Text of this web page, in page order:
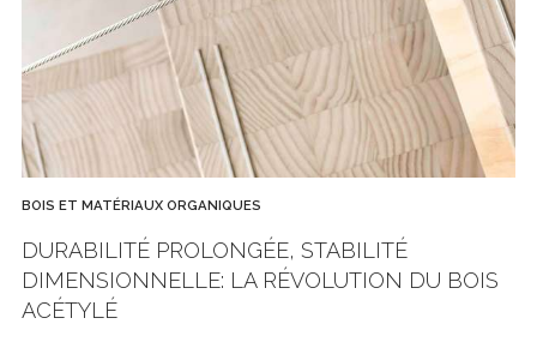
BOIS ET MATÉRIAUX ORGANIQUES
DURABILITÉ PROLONGÉE, STABILITÉ
DIMENSIONNELLE: LA RÉVOLUTION DU BOIS
ACÉTYLÉ